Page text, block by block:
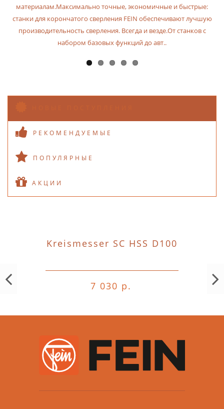
материалам.Максимально точные, экономичные и быстрые:
станки для корончатого сверления FEIN обеспечивают лучшую
производительность сверления. Всегда и везде.От станков с
набором базовых функций до авт..
РЕКОМЕНДУЕМЫЕ
ПОПУЛЯРНЫЕ
АКЦИИ
Kreismesser SC HSS D100
7 030 р.